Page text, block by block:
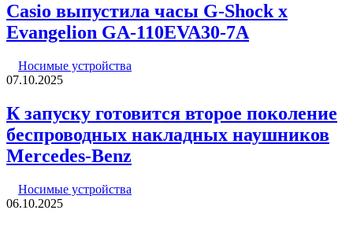
Casio выпустила часы G-Shock x
Evangelion GA-110EVA30-7A
Носимые устройства
07.10.2025
К запуску готовится второе поколение
беспроводных накладных наушников
Mercedes-Benz
Носимые устройства
06.10.2025